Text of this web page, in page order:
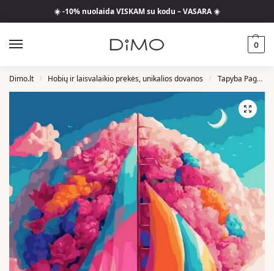
☀️ -10% nuolaida VISKAM su kodu – VASARA ☀️
0
Dimo.lt / Hobių ir laisvalaikio prekės, unikalios dovanos / Tapyba Pagal Skaičius